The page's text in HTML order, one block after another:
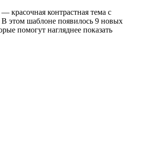
— красочная контрастная тема с
этом шаблоне появилось 9 новых
помогут нагляднее показать